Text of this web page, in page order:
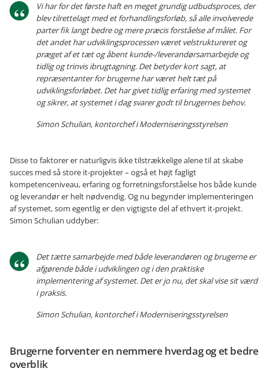
Vi har for det første haft en meget grundig udbudsproces, der
blev tilrettelagt med et forhandlingsforløb, så alle involverede
parter fik langt bedre og mere præcis forståelse af målet. For
det andet har udviklingsprocessen været velstruktureret og
præget af et tæt og åbent kunde-/leverandørsamarbejde og
tidlig og trinvis ibrugtagning. Det betyder kort sagt, at
repræsentanter for brugerne har været helt tæt på
udviklingsforløbet. Det har givet tidlig erfaring med systemet
og sikrer, at systemet i dag svarer godt til brugernes behov.
Simon Schulian, kontorchef i Moderniseringsstyrelsen
Disse to faktorer er naturligvis ikke tilstrækkelige alene til at skabe
succes med så store it-projekter – også et højt fagligt
kompetenceniveau, erfaring og forretningsforståelse hos både kunde
og leverandør er helt nødvendig. Og nu begynder implementeringen
af systemet, som egentlig er den vigtigste del af ethvert it-projekt.
Simon Schulian uddyber:
Det tætte samarbejde med både leverandøren og brugerne er
afgørende både i udviklingen og i den praktiske
implementering af systemet. Det er jo nu, det skal vise sit værd
i praksis.
Simon Schulian, kontorchef i Moderniseringsstyrelsen
Brugerne forventer en nemmere hverdag og et bedre
overblik